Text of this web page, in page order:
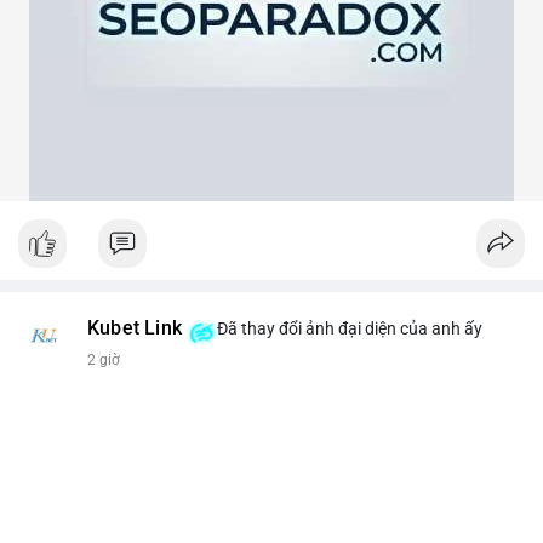
theo cảm xúc, hãy đặt lệnh dựa trên vùng hỗ trợ và kháng cự rõ
Kubet Link Đã thay đổi ảnh đại diện của anh ấy
2 giờ